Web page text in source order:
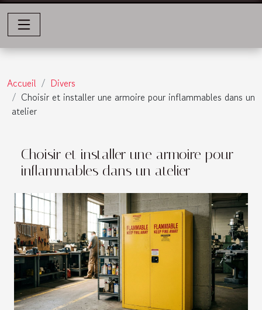
Accueil
Divers
Choisir et installer une armoire pour inflammables dans un
atelier
Choisir et installer une armoire pour
inflammables dans un atelier